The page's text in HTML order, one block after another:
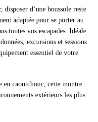
disposer d’une boussole reste
adaptée pour se porter au
toutes vos escapades. Idéale
excursions et sessions
essentiel de votre
en caoutchouc, cette montre
extérieurs les plus